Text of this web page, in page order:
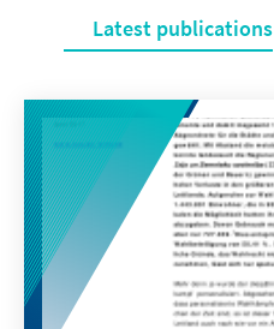
Latest publications